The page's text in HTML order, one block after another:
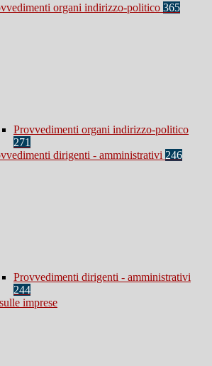
organi indirizzo-politico 365
Provvedimenti organi indirizzo-politico
271
dirigenti - amministrativi 246
Provvedimenti dirigenti - amministrativi
244
imprese